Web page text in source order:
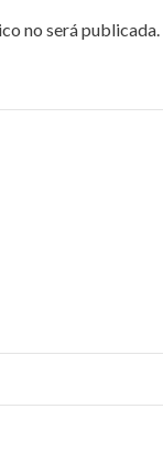
no será publicada.